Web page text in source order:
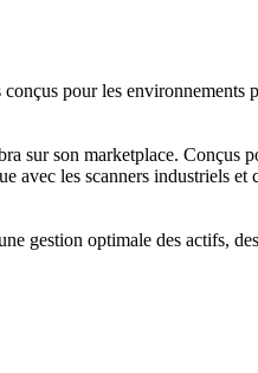
pour les environnements
sur son marketplace. Conçus
avec les scanners industriels
gestion optimale des actifs,